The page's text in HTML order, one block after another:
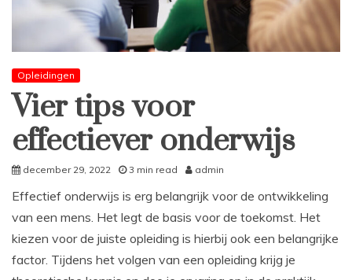
Opleidingen
Vier tips voor
effectiever onderwijs
december 29, 2022 3 min read admin
Effectief onderwijs is erg belangrijk voor de ontwikkeling
van een mens. Het legt de basis voor de toekomst. Het
kiezen voor de juiste opleiding is hierbij ook een belangrijke
factor. Tijdens het volgen van een opleiding krijg je